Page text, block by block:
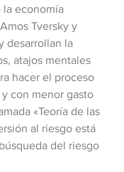
la economía
Tversky y
desarrollan la
atajos mentales
hacer el proceso
con menor gasto
«Teoría de las
al riesgo está
del riesgo